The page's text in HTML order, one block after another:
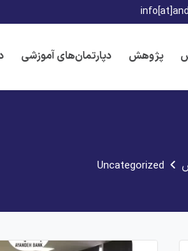
پژوهش دپارتمان‌های آموزشی
Uncategorized